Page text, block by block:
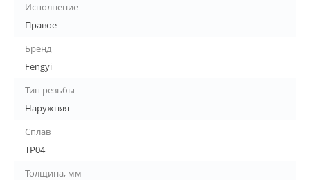
Исполнение
Правое
Бренд
Fengyi
Тип резьбы
Наружняя
Сплав
TP04
Толщина, мм